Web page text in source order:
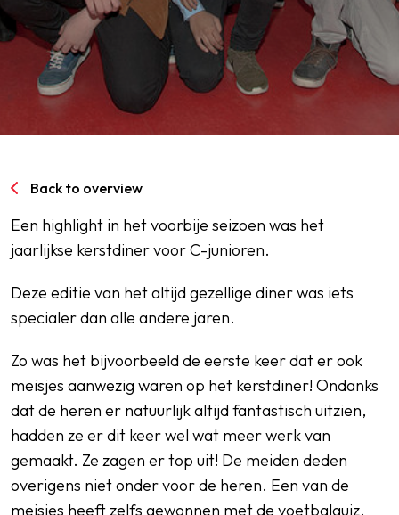
LIDMAATSCHAP
CONTACT
Back to overview
Een highlight in het voorbije seizoen was het
jaarlijkse kerstdiner voor C-junioren.
Deze editie van het altijd gezellige diner was iets
specialer dan alle andere jaren.
Zo was het bijvoorbeeld de eerste keer dat er ook
meisjes aanwezig waren op het kerstdiner! Ondanks
dat de heren er natuurlijk altijd fantastisch uitzien,
hadden ze er dit keer wel wat meer werk van
gemaakt. Ze zagen er top uit! De meiden deden
overigens niet onder voor de heren. Een van de
meisjes heeft zelfs gewonnen met de voetbalquiz.